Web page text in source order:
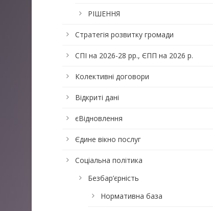
РІШЕННЯ
Стратегія розвитку громади
СПІ на 2026-28 рр., ЄПП на 2026 р.
Колективні договори
Відкриті дані
єВідновлення
Єдине вікно послуг
Соціальна політика
Безбар’єрність
Нормативна база